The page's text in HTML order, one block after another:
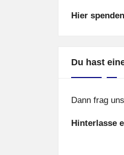
Hier
Du hast
Dann frag
Hinterlasse